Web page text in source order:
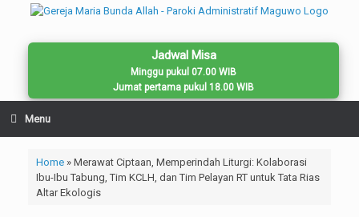
Jadwal Misa
Minggu pukul 07.00 WIB
Jumat pertama pukul 18.00 WIB
Menu
Home» Merawat Ciptaan, Memperindah Liturgi: Kolaborasi
Ibu-Ibu Tabung, Tim KCLH, dan Tim Pelayan RT untuk Tata Rias
Altar Ekologis